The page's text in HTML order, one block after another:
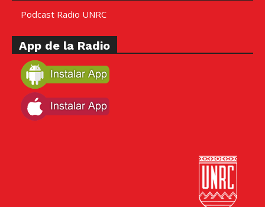
Podcast Radio UNRC
App de la Radio